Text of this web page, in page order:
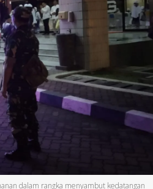
dalam rangka menyambut kedatangan